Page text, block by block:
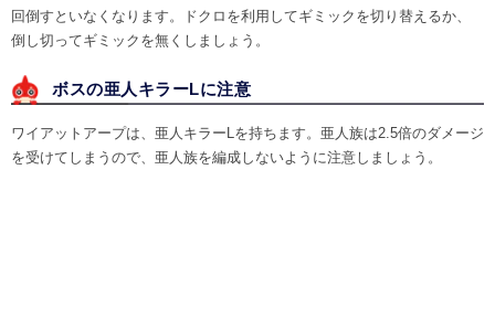
回倒すといなくなります。ドクロを利用してギミックを切り替えるか、
倒し切ってギミックを無くしましょう。
ボスの亜人キラーLに注意
ワイアットアープは、亜人キラーLを持ちます。亜人族は2.5倍のダメージ
を受けてしまうので、亜人族を編成しないように注意しましょう。